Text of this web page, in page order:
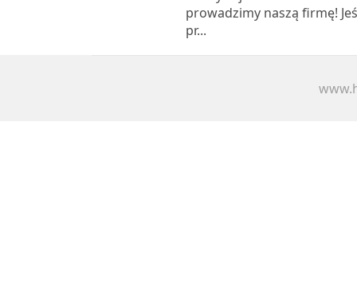
prowadzimy naszą firmę!
pr...